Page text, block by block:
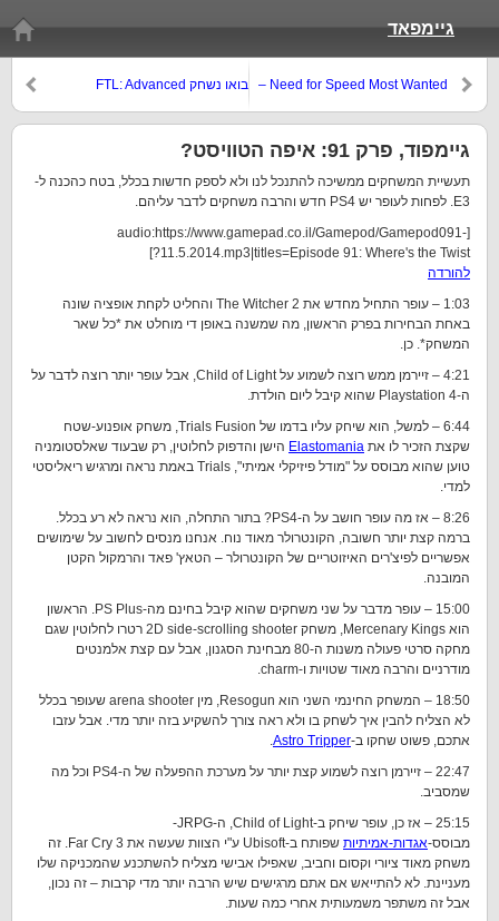
גיימפאד
בואו נשחק FTL: Advanced
Need for Speed Most Wanted –
גיימפוד, פרק 91: איפה הטוויסט?
תעשיית המשחקים ממשיכה להתנכל לנו ולא לספק חדשות בכלל, בטח כהכנה ל-
E3. לפחות לעופר יש PS4 חדש והרבה משחקים לדבר עליהם.
[audio:https://www.gamepad.co.il/Gamepod/Gamepod091-
11.5.2014.mp3|titles=Episode 91: Where's the Twist?]
להורדה
1:03 – עופר התחיל מחדש את The Witcher 2 והחליט לקחת אופציה שונה
באחת הבחירות בפרק הראשון, מה שמשנה באופן די מוחלט את *כל שאר
המשחק*. כן.
4:21 – זיירמן ממש רוצה לשמוע על Child of Light, אבל עופר יותר רוצה לדבר על
ה-Playstation 4 שהוא קיבל ליום הולדת.
6:44 – למשל, הוא שיחק עליו בדמו של Trials Fusion, משחק אופנוע-שטח
שקצת הזכיר לו את Elastomania הישן והדפוק לחלוטין, רק שבעוד שאלסטומניה
טוען שהוא מבוסס על "מודל פיזיקלי אמיתי", Trials באמת נראה ומרגיש ריאליסטי
למדי.
8:26 – אז מה עופר חושב על ה-PS4? בתור התחלה, הוא נראה לא רע בכלל.
ברמה קצת יותר חשובה, הקונטרולר מאוד נוח. אנחנו מנסים לחשוב על שימושים
אפשריים לפיצ'רים האיזוטריים של הקונטרולר – הטאץ' פאד והרמקול הקטן
המובנה.
15:00 – עופר מדבר על שני משחקים שהוא קיבל בחינם מה-PS Plus. הראשון
הוא Mercenary Kings, משחק 2D side-scrolling shooter רטרו לחלוטין שגם
מחקה סרטי פעולה משנות ה-80 מבחינת הסגנון, אבל עם קצת אלמנטים
מודרניים והרבה מאוד שטויות ו-charm.
18:50 – המשחק החינמי השני הוא Resogun, מין arena shooter שעופר בכלל
לא הצליח להבין איך לשחק בו ולא ראה צורך להשקיע בזה יותר מדי. אבל עזבו
אתכם, פשוט שחקו ב-Astro Tripper
.
22:47 – זיירמן רוצה לשמוע קצת יותר על מערכת ההפעלה של ה-PS4 וכל מה
שמסביב.
25:15 – אז כן, עופר שיחק ב-Child of Light, ה-JRPG-
מבוסס-אגדות-אמיתיות
שפותח ב-Ubisoft ע"י הצוות שעשה את Far Cry 3. זה
משחק מאוד ציורי וקסום וחביב, שאפילו אבישי מצליח להשתכנע שהמכניקה שלו
מעניינת. לא להתייאש אם אתם מרגישים שיש הרבה יותר מדי קרבות – זה נכון,
אבל זה משתפר משמעותית אחרי כמה שעות.